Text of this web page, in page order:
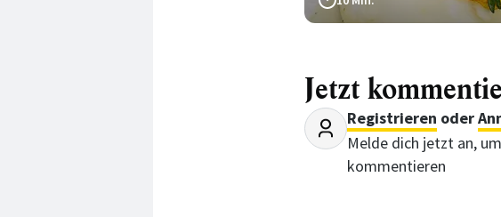
Jetzt
Registrieren oder
Melde dich jetzt an,
kommentieren